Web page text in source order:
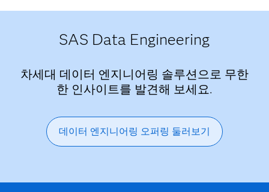
SAS Data Engineering
차세대 데이터 엔지니어링 솔루션으로 무한
한 인사이트를 발견해 보세요.
데이터 엔지니어링 오퍼링 둘러보기